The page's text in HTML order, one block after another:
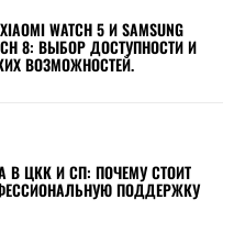
WATCH 5 И SAMSUNG
8: ВЫБОР ДОСТУПНОСТИ И
ВОЗМОЖНОСТЕЙ.
В ЦКК И СП: ПОЧЕМУ СТОИТ
ПОДДЕРЖКУ